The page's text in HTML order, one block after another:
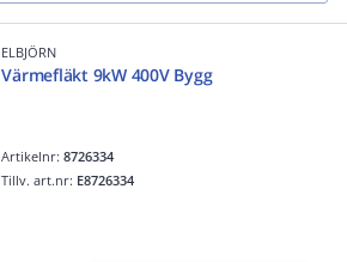
ELBJÖRN
Värmefläkt 9kW 400V Bygg
Artikelnr:8726334
Tillv. art.nr: E8726334